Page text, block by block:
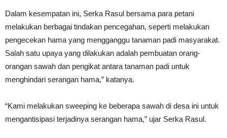
Dalam kesempatan ini, Serka Rasul bersama para petani
melakukan berbagai tindakan pencegahan, seperti melakukan
pengecekan hama yang mengganggu tanaman padi masyarakat.
Salah satu upaya yang dilakukan adalah pembuatan orang-
orangan sawah dan pengikat antara tanaman padi untuk
menghindari serangan hama,” katanya.
“Kami melakukan sweeping ke beberapa sawah di desa ini untuk
mengantisipasi terjadinya serangan hama,” ujar Serka Rasul.